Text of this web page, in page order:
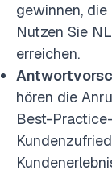
gewinnen,
Nutzen Sie
erreichen.
hören die
Best-